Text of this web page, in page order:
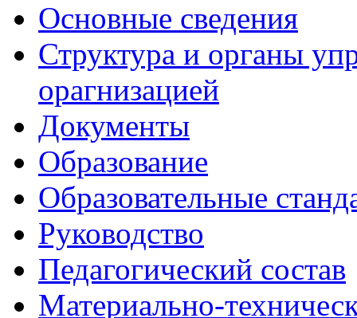
Основные сведения
Структура и органы
орагнизацией
Документы
Образование
Образовательные
Руководство
Педагогический состав
Материально-